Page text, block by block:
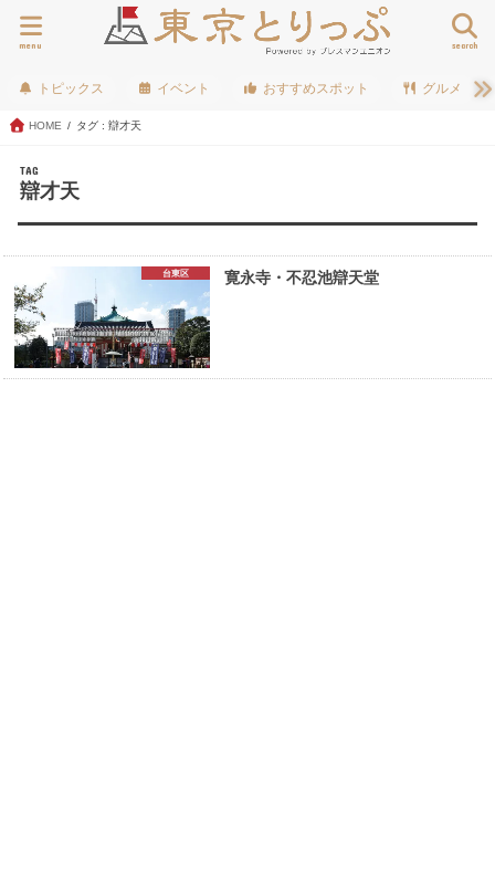
search
menu
トピックス イベント おすすめスポット グルメ
HOME タグ : 辯才天
TAG
辯才天
台東区 寛永寺・不忍池辯天堂